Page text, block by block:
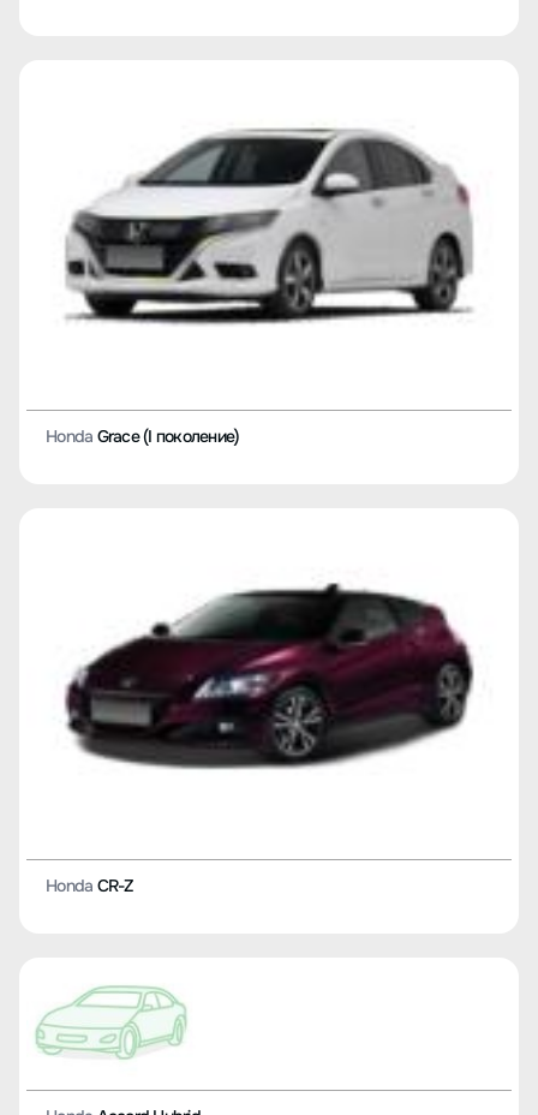
Honda Grace (I поколение)
Honda CR-Z